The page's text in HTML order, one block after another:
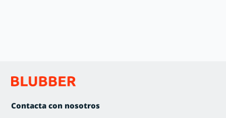
Contacta con nosotros